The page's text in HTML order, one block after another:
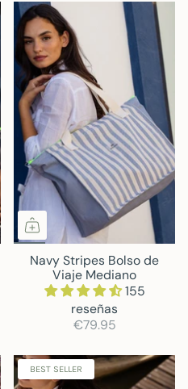
Navy Stripes Bolso de
Viaje Mediano
155
reseñas
€79.95
BEST SELLER